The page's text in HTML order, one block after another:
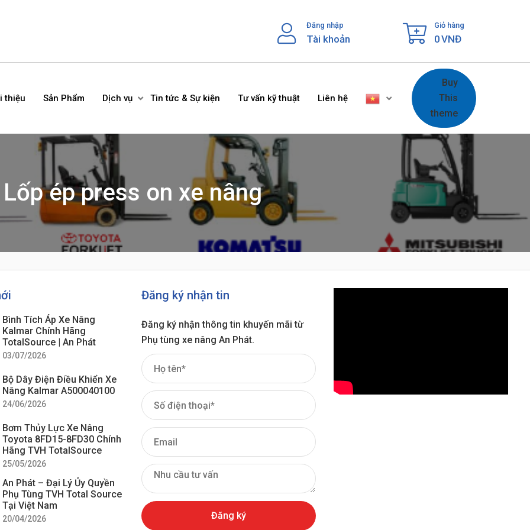
Đăng nhập
Tài khoản
Giỏ hàng
0VNĐ
thiệu Sản Phẩm Dịch vụ Tin tức & Sự kiện Tư vấn kỹ thuật Liên hệ
Buy
This
theme
Lốp ép press on xe nâng
Bình Tích Áp Xe Nâng
Kalmar Chính Hãng
TotalSource | An Phát
03/07/2026
Bộ Dây Điện Điều Khiển Xe
Nâng Kalmar A500040100
24/06/2026
Bơm Thủy Lực Xe Nâng
Toyota 8FD15-8FD30 Chính
Hãng TVH TotalSource
25/05/2026
An Phát – Đại Lý Ủy Quyền
Phụ Tùng TVH Total Source
Tại Việt Nam
20/04/2026
Đăng ký nhận tin
Đăng ký nhận thông tin khuyến mãi từ
Phụ tùng xe nâng An Phát.